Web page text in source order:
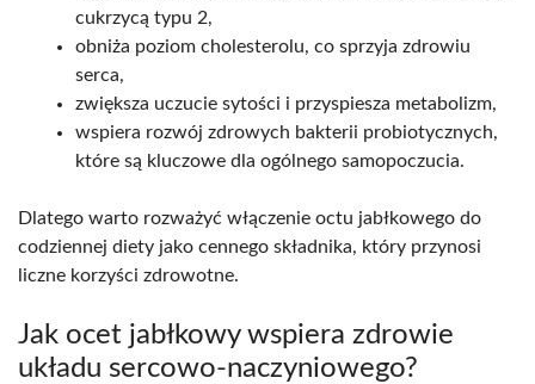
cukrzycą typu 2,
obniża poziom cholesterolu, co sprzyja zdrowiu
serca,
zwiększa uczucie sytości i przyspiesza metabolizm,
wspiera rozwój zdrowych bakterii probiotycznych,
które są kluczowe dla ogólnego samopoczucia.
Dlatego warto rozważyć włączenie octu jabłkowego do
codziennej diety jako cennego składnika, który przynosi
liczne korzyści zdrowotne.
Jak ocet jabłkowy wspiera zdrowie
układu sercowo-naczyniowego?